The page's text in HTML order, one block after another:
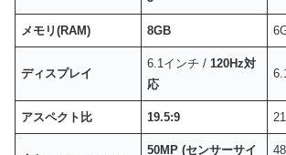
メモリ(RAM) 8GB
ディスプレイ
6.1インチ / 120Hz対
応
アスペクト比 19.5:9
50MP (センサーサイ